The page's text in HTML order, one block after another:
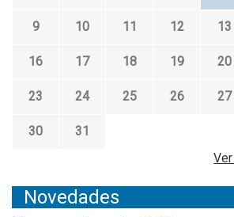
9 10 11 12 13
16 17 18 19 20
23 24 25 26 27
30
31
Novedades